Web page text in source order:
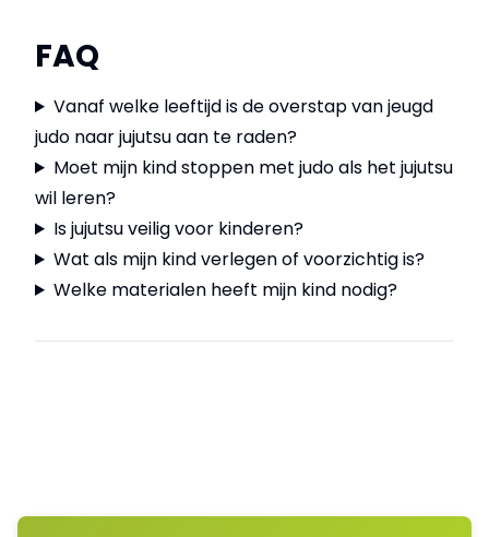
FAQ
Vanaf welke leeftijd is de overstap van jeugd
judo naar jujutsu aan te raden?
Moet mijn kind stoppen met judo als het jujutsu
wil leren?
Is jujutsu veilig voor kinderen?
Wat als mijn kind verlegen of voorzichtig is?
Welke materialen heeft mijn kind nodig?